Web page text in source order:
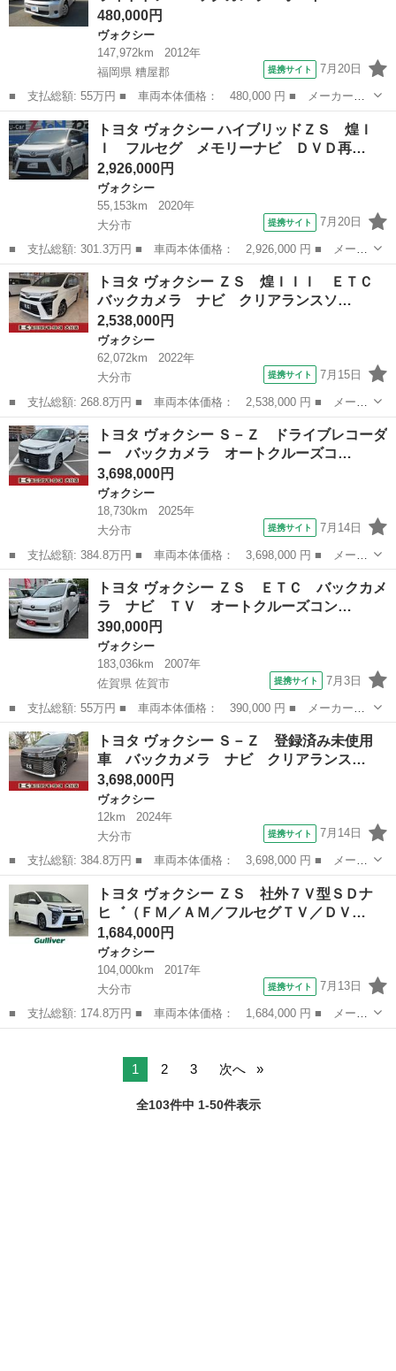
480,000円
ヴォクシー
147,972km
2012年
福岡県 糟屋郡
提携サイト 7月20日
■ 支払総額: 55万円 ■ 車両本体価格： 480,000 円 ■ メーカー
名： トヨタ ■ 車種名： ヴォクシー ■ グレード名： トランス
－Ｘ 両側電動スライドドア バックカメラ オートエアコン ドア
ミラーウインカー...
福岡 糟屋郡 ヴォクシー
トヨタ ヴォクシー ハイブリッドＺＳ 煌Ｉ
Ｉ フルセグ メモリーナビ ＤＶＤ再…
2,926,000円
ヴォクシー
55,153km
2020年
大分市
提携サイト 7月20日
■ 支払総額: 301.3万円 ■ 車両本体価格： 2,926,000 円 ■ メーカ
ー名： トヨタ ■ 車種名： ヴォクシー ■ グレード名： ハイブ
リッドＺＳ 煌ＩＩ フルセグ メモリーナビ ＤＶＤ再生 バック
カメラ ...
大分 大分市 ヴォクシー
トヨタ ヴォクシー ＺＳ 煌ＩＩＩ ＥＴＣ
バックカメラ ナビ クリアランスソ…
2,538,000円
ヴォクシー
62,072km
2022年
大分市
提携サイト 7月15日
■ 支払総額: 268.8万円 ■ 車両本体価格： 2,538,000 円 ■ メーカ
ー名： トヨタ ■ 車種名： ヴォクシー ■ グレード名： ＺＳ
煌ＩＩＩ ＥＴＣ バックカメラ ナビ クリアランスソナー オー
トクルー...
大分 大分市 ヴォクシー
トヨタ ヴォクシー Ｓ－Ｚ ドライブレコーダ
ー バックカメラ オートクルーズコ…
3,698,000円
ヴォクシー
18,730km
2025年
大分市
提携サイト 7月14日
■ 支払総額: 384.8万円 ■ 車両本体価格： 3,698,000 円 ■ メーカ
ー名： トヨタ ■ 車種名： ヴォクシー ■ グレード名： Ｓ－
Ｚ ドライブレコーダー バックカメラ オートクルーズコントロー
ル レーン...
大分 大分市 ヴォクシー
トヨタ ヴォクシー ＺＳ ＥＴＣ バックカメ
ラ ナビ ＴＶ オートクルーズコン…
390,000円
ヴォクシー
183,036km
2007年
佐賀県 佐賀市
提携サイト 7月3日
■ 支払総額: 55万円 ■ 車両本体価格： 390,000 円 ■ メーカー
名： トヨタ ■ 車種名： ヴォクシー ■ グレード名： ＺＳ Ｅ
ＴＣ バックカメラ ナビ ＴＶ オートクルーズコントロール 両
側電動スライドド...
佐賀 佐賀市 ヴォクシー
トヨタ ヴォクシー Ｓ－Ｚ 登録済み未使用
車 バックカメラ ナビ クリアランス…
3,698,000円
ヴォクシー
12km
2024年
大分市
提携サイト 7月14日
■ 支払総額: 384.8万円 ■ 車両本体価格： 3,698,000 円 ■ メーカ
ー名： トヨタ ■ 車種名： ヴォクシー ■ グレード名： Ｓ－
Ｚ 登録済み未使用車 バックカメラ ナビ クリアランスソナー
オートクル...
大分 大分市 ヴォクシー
トヨタ ヴォクシー ＺＳ 社外７Ｖ型ＳＤナ
ヒ゛（ＦＭ／ＡＭ／フルセグＴＶ／ＤＶ…
1,684,000円
ヴォクシー
104,000km
2017年
大分市
提携サイト 7月13日
■ 支払総額: 174.8万円 ■ 車両本体価格： 1,684,000 円 ■ メーカ
ー名： トヨタ ■ 車種名： ヴォクシー ■ グレード名： ＺＳ
1 2 3 次へ
全103件中 1-50件表示